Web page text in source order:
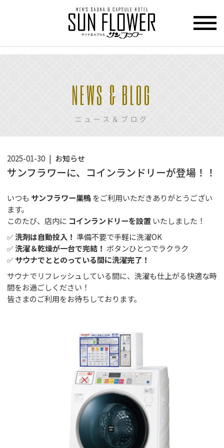
トップページ
カプセル ホテル
SAUNA サウナ
PRICE
GUIDANCE ご利用案内
ACCESS アクセス
NEWS & BLOG ニュース＆ブログ
NEWS & BLOG
ニュース＆ブログ
2025-01-30 お知らせ
サンフラワーに、コインランドリーが登場！！
いつも サンフラワー巣鴨をご利用いただきありがとうござい
ます。
このたび、店内に コインランドリーを設置 いたしました！
✅洗剤は自動投入！ 準備不要で手軽に洗濯OK
✅洗濯＆乾燥が一台で完結！ ボタンひとつでラクラク
✅サウナでととのっている間に洗濯完了！
サウナでリフレッシュしている間に、洗濯も仕上がる快適な時
間をお過ごしください！
皆さまのご利用をお待ちしております。